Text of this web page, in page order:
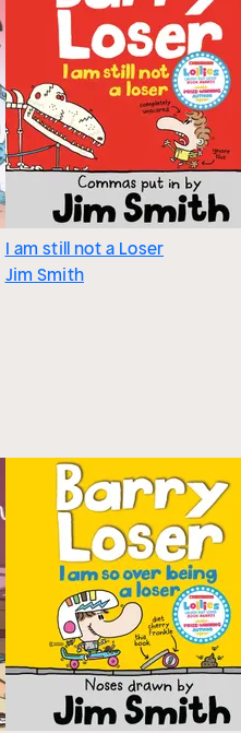
I am still not a Loser
Jim Smith